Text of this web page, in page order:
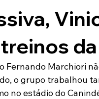
Modalidades Marketing
Fernando Marchiori
o grupo trabalhou
no estádio do